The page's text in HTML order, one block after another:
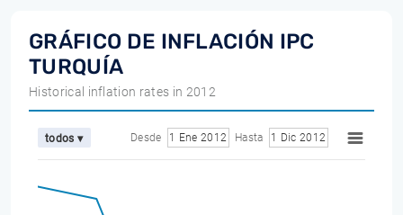
GRÁFICO DE INFLACIÓN IPC
TURQUÍA
Historical inflation rates in 2012
todos ▾ Desde 1 Ene 2012 Hasta 1 Dic 2012